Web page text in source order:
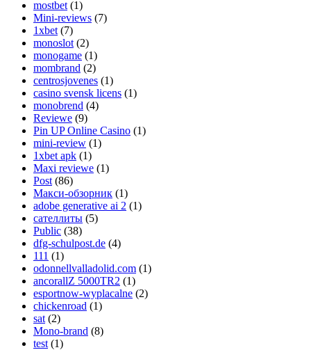
mostbet (1)
Mini-reviews (7)
1xbet (7)
monoslot (2)
monogame (1)
mombrand (2)
centrosjovenes (1)
casino svensk licens (1)
monobrend (4)
Reviewe (9)
Pin UP Online Casino (1)
mini-review (1)
1xbet apk (1)
Maxi reviewe (1)
Post (86)
Макси-обзорник (1)
adobe generative ai 2 (1)
сателлиты (5)
Public (38)
dfg-schulpost.de (4)
111 (1)
odonnellvalladolid.com (1)
ancorallZ 5000TR2 (1)
esportnow-wyplacalne (2)
chickenroad (1)
sat (2)
Mono-brand (8)
test (1)